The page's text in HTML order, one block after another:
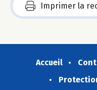
Imprimer la
Accueil